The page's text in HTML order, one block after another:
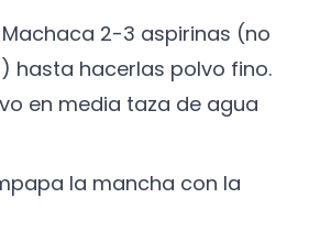
Machaca 2-3 aspirinas (no
hasta hacerlas polvo fino.
en media taza de agua
la mancha con la